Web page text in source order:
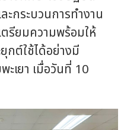
กระบวนการทำงาน
รียมความพร้อมให้
กต์ใช้ได้อย่างมี
เยา เมื่อวันที่ 10